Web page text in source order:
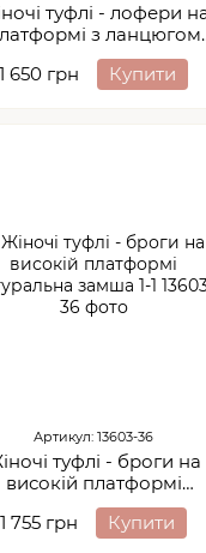
туфлі - лофери
з ланцюгом
натуральний лак 1-4
1 650 грн Купити
Артикул: 13603-36
туфлі - броги на
високій платформі
натуральна замша 1-1
1 755 грн Купити